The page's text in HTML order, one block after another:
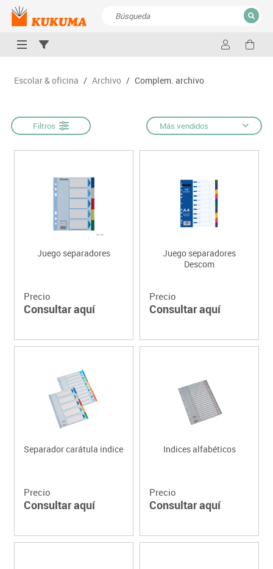
CERRAR
Escolar & oficina / Archivo / Complem. archivo
Filtros Más vendidos
Juego separadores
Precio
Consultar aquí
Juego separadores
Descom
Precio
Consultar aquí
Separador carátula indice
Precio
Consultar aquí
Indices alfabéticos
Precio
Consultar aquí